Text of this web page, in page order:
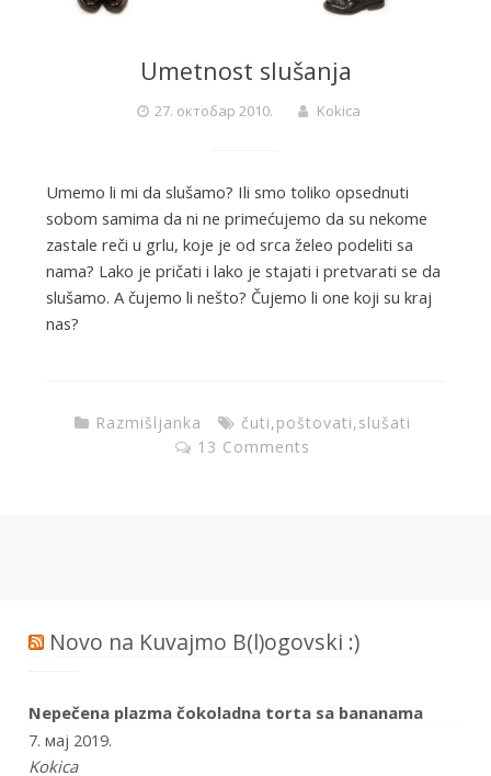
Umetnost slušanja
27. октобар 2010. Kokica
Umemo li mi da slušamo? Ili smo toliko opsednuti
sobom samima da ni ne primećujemo da su nekome
zastale reči u grlu, koje je od srca želeo podeliti sa
nama? Lako je pričati i lako je stajati i pretvarati se da
slušamo. A čujemo li nešto? Čujemo li one koji su kraj
nas?
Razmišljanka čuti,poštovati,slušati
13 Comments
Novo na Kuvajmo B(l)ogovski :)
Nepečena plazma čokoladna torta sa bananama
7. мај 2019.
Kokica